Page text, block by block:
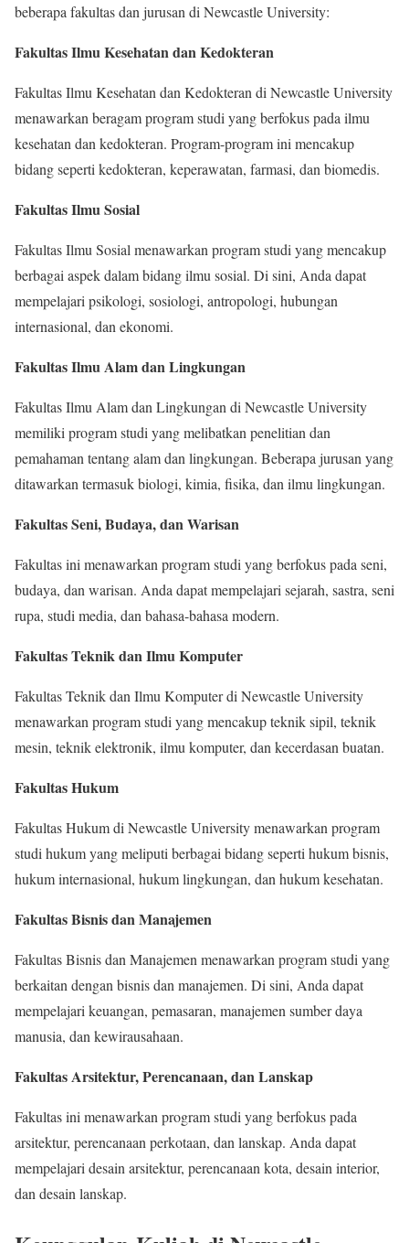
beberapa fakultas dan jurusan di Newcastle University:
Fakultas Ilmu Kesehatan dan Kedokteran
Fakultas Ilmu Kesehatan dan Kedokteran di Newcastle University
menawarkan beragam program studi yang berfokus pada ilmu
kesehatan dan kedokteran. Program-program ini mencakup
bidang seperti kedokteran, keperawatan, farmasi, dan biomedis.
Fakultas Ilmu Sosial
Fakultas Ilmu Sosial menawarkan program studi yang mencakup
berbagai aspek dalam bidang ilmu sosial. Di sini, Anda dapat
mempelajari psikologi, sosiologi, antropologi, hubungan
internasional, dan ekonomi.
Fakultas Ilmu Alam dan Lingkungan
Fakultas Ilmu Alam dan Lingkungan di Newcastle University
memiliki program studi yang melibatkan penelitian dan
pemahaman tentang alam dan lingkungan. Beberapa jurusan yang
ditawarkan termasuk biologi, kimia, fisika, dan ilmu lingkungan.
Fakultas Seni, Budaya, dan Warisan
Fakultas ini menawarkan program studi yang berfokus pada seni,
budaya, dan warisan. Anda dapat mempelajari sejarah, sastra, seni
rupa, studi media, dan bahasa-bahasa modern.
Fakultas Teknik dan Ilmu Komputer
Fakultas Teknik dan Ilmu Komputer di Newcastle University
menawarkan program studi yang mencakup teknik sipil, teknik
mesin, teknik elektronik, ilmu komputer, dan kecerdasan buatan.
Fakultas Hukum
Fakultas Hukum di Newcastle University menawarkan program
studi hukum yang meliputi berbagai bidang seperti hukum bisnis,
hukum internasional, hukum lingkungan, dan hukum kesehatan.
Fakultas Bisnis dan Manajemen
Fakultas Bisnis dan Manajemen menawarkan program studi yang
berkaitan dengan bisnis dan manajemen. Di sini, Anda dapat
mempelajari keuangan, pemasaran, manajemen sumber daya
manusia, dan kewirausahaan.
Fakultas Arsitektur, Perencanaan, dan Lanskap
Fakultas ini menawarkan program studi yang berfokus pada
arsitektur, perencanaan perkotaan, dan lanskap. Anda dapat
mempelajari desain arsitektur, perencanaan kota, desain interior,
dan desain lanskap.